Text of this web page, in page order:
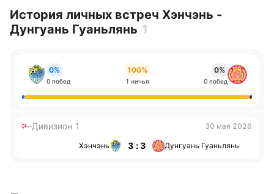
История личных встреч Хэнчэнь -
Дунгуань Гуаньлянь 1
0%
0 побед
100%
1 ничья
0%
0 побед
Дивизион 1 30 мая 2026
Хэнчэнь 3 : 3 Дунгуань Гуаньлянь